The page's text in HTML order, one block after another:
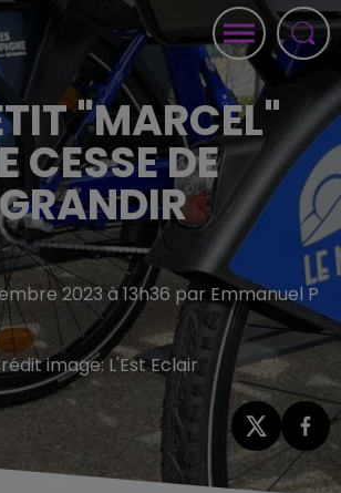
"MARCEL"
CESSE DE
GRANDIR
2023 à 13h36 par Emmanuel P
image:L'Est Eclair